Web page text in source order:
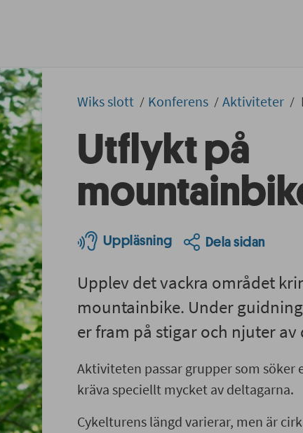
Wiks slott Konferens Aktiviteter
Utflykt på
Uppläsning Dela sidan
Upplev det vackra området
mountainbike. Under
er fram på stigar och njuter
Aktiviteten passar grupper som
kräva speciellt mycket av deltagarna.
Cykelturens längd varierar, men är